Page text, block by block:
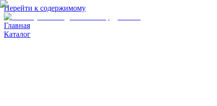
Перейти к содержимому
Главная
Каталог